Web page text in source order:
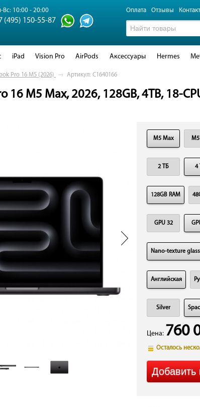
Вс: 10:00 - 20:00
(495) 150-55-87
Оплата Отзывы
iPad Vision Pro AirPods Аксессуары Hermes
Pro 16 M5 (2026) → Артикул: C1640166
16 M5 Max, 2026, 128GB, 4TB, 18-
M5 Max
2 ТБ 4
128GB RAM
GPU 32
Nano-texture glass
Английская
Silver
Цена: 760
Осталось